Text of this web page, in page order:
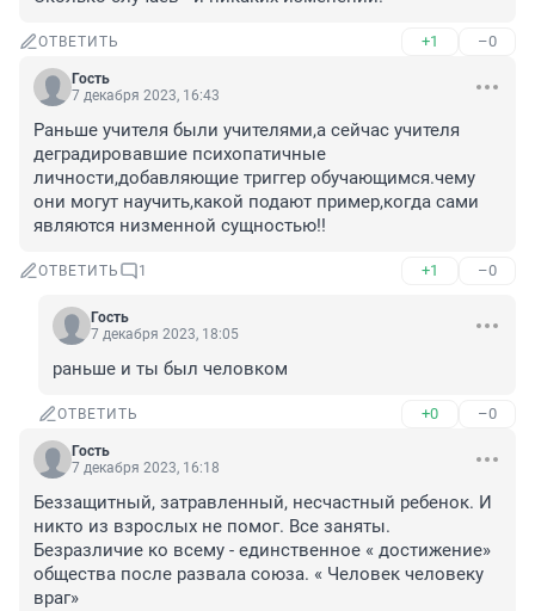
ОТВЕТИТЬ +1 –0
Гость
7 декабря 2023, 16:43
Раньше учителя были учителями,а сейчас учителя
деградировавшие психопатичные
личности,добавляющие триггер обучающимся.чему
они могут научить,какой подают пример,когда сами
являются низменной сущностью!!
ОТВЕТИТЬ 1 +1 –0
Гость
7 декабря 2023, 18:05
раньше и ты был человком
ОТВЕТИТЬ +0 –0
Гость
7 декабря 2023, 16:18
Беззащитный, затравленный, несчастный ребенок. И
никто из взрослых не помог. Все заняты.
Безразличие ко всему - единственное « достижение»
общества после развала союза. « Человек человеку
враг»